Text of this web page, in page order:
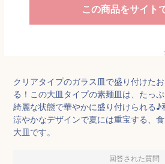
この商品をサイト
クリアタイプのガラス皿で盛り付けた
る！この大皿タイプの素麺皿は、たっ
綺麗な状態で華やかに盛り付けられる♪
涼やかなデザインで夏には重宝する、
大皿です。
回答された質問